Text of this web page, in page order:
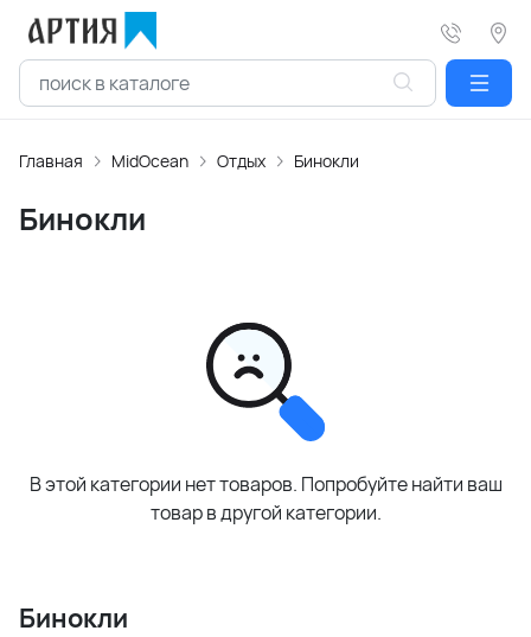
Главная MidOcean Отдых Бинокли
Бинокли
В этой категории нет товаров. Попробуйте найти ваш
товар в другой категории.
Бинокли